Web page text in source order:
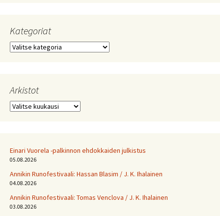
Kategoriat
Kategoriat
Arkistot
Arkistot
Einari Vuorela -palkinnon ehdokkaiden julkistus
05.08.2026
Annikin Runofestivaali: Has­san Bla­sim / J. K. Ihalainen
04.08.2026
Annikin Runofestivaali: Tomas Venclova / J. K. Ihalainen
03.08.2026